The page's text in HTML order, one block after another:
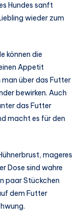
Hundes sanft
wieder zum
können die
Appetit
man über das Futter
bewirken. Auch
das Futter
macht es für den
mageres
Dose sind wahre
paar Stückchen
dem Futter